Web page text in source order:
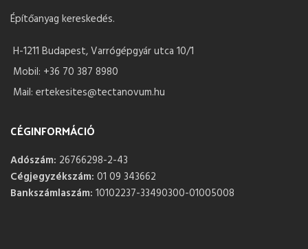
Építőanyag kereskedés.
H-1211 Budapest, Varrógépgyár utca 10/1
Mobil: +36 70 387 8980
Mail: ertekesites@tectanovum.hu
CÉGINFORMÁCIÓ
Adószám: 26766298-2-43
Cégjegyzékszám: 01 09 343662
Bankszámlaszám: 10102237-33490300-01005008